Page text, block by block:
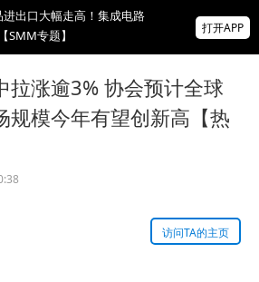
出口大幅走高！集成电路
SMM专题】
经济及大类资产展望 全球
打开APP
拉涨逾3% 协会预计全球
规模今年有望创新高【热
访问TA的主页